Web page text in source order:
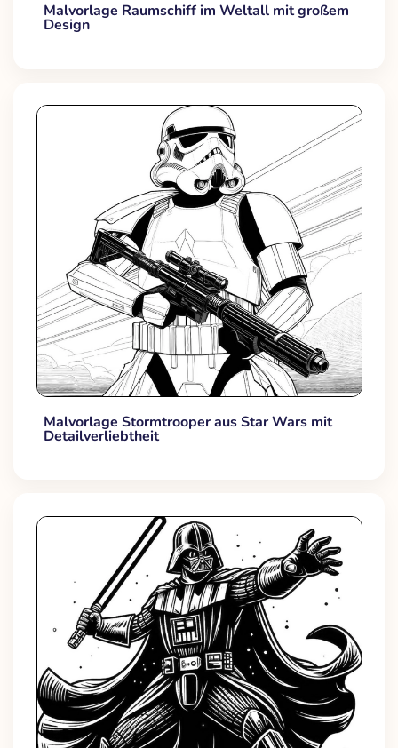
Malvorlage Raumschiff im Weltall mit großem
Design
Malvorlage Stormtrooper aus Star Wars mit
Detailverliebtheit